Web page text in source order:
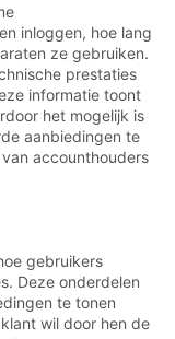
inloggen, hoe lang
ze gebruiken.
prestaties
informatie toont
het mogelijk is
aanbiedingen te
accounthouders
gebruikers
Deze onderdelen
te tonen
wil door hen de